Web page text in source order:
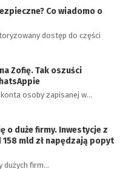
Co wiadomo o
dostęp do części
Zofię. Tak oszuści
osoby zapisanej w…
o duże firmy. Inwestycje z
mld zł napędzają popyt
dużych firm…